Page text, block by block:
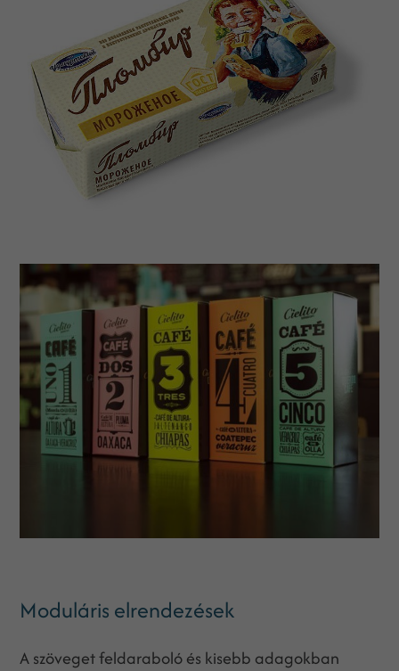
Moduláris elrendezések
A szöveget feldaraboló és kisebb adagokban